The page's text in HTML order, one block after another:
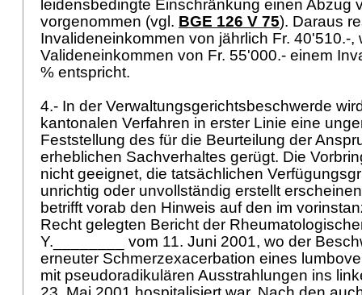
leidensbedingte Einschränkung einen Abzug
vorgenommen (vgl. BGE 126 V 75). Daraus
Invalideneinkommen von jährlich Fr. 40'510.-,
Valideneinkommen von Fr. 55'000.- einem
% entspricht.
4.- In der Verwaltungsgerichtsbeschwerde
kantonalen Verfahren in erster Linie eine
Feststellung des für die Beurteilung der
erheblichen Sachverhaltes gerügt. Die
nicht geeignet, die tatsächlichen
unrichtig oder unvollständig erstellt
betrifft vorab den Hinweis auf den im
Recht gelegten Bericht der
Y.________ vom 11. Juni 2001, wo der
erneuter Schmerzexacerbation eines
mit pseudoradikulären Ausstrahlungen ins